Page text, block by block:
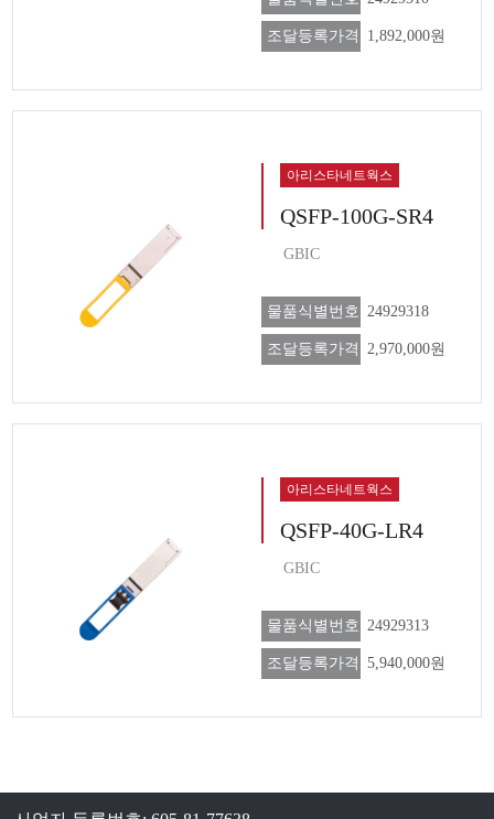
조달등록가격 1,892,000원
아리스타네트웍스
QSFP-100G-SR4
GBIC
물품식별번호 24929318
조달등록가격 2,970,000원
아리스타네트웍스
QSFP-40G-LR4
GBIC
물품식별번호 24929313
조달등록가격 5,940,000원